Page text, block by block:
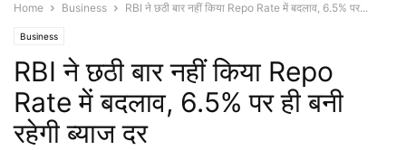
Home Business RBI ने छठी बार नहीं किया Repo Rate में बदलाव, 6.5% पर...
Business
RBI ने छठी बार नहीं किया Repo
Rate में बदलाव, 6.5% पर ही बनी
रहेगी ब्याज दर